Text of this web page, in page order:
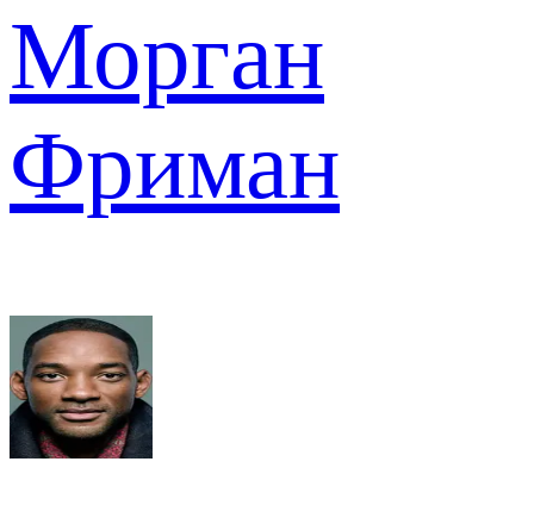
Морган
Фриман